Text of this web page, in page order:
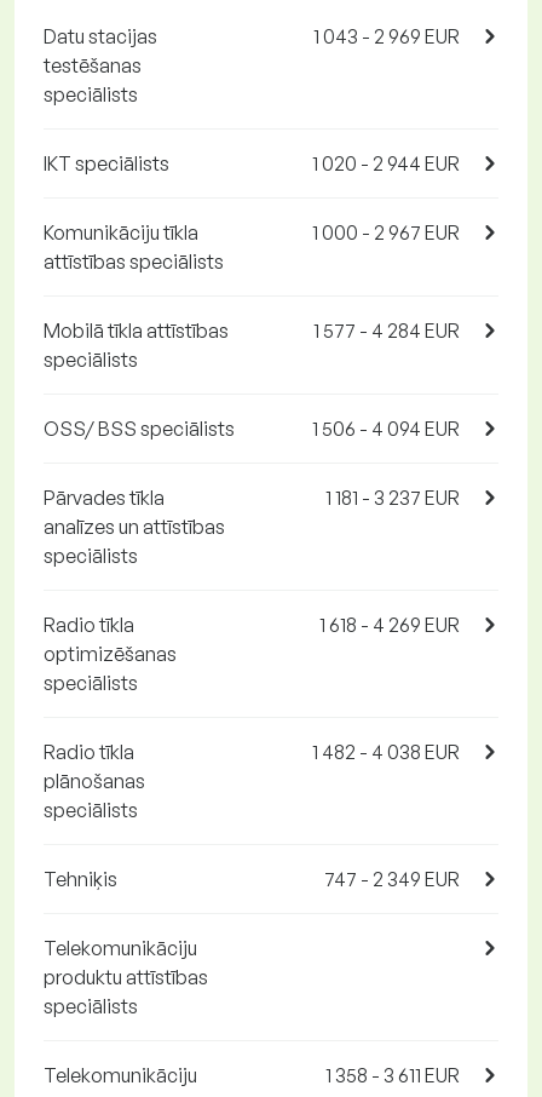
Datu stacijas
testēšanas
speciālists
1 043 - 2 969 EUR
IKT speciālists 1 020 - 2 944 EUR
Komunikāciju tīkla
attīstības speciālists
1 000 - 2 967 EUR
Mobilā tīkla attīstības
speciālists
1 577 - 4 284 EUR
OSS/ BSS speciālists 1 506 - 4 094 EUR
Pārvades tīkla
analīzes un attīstības
speciālists
1 181 - 3 237 EUR
Radio tīkla
optimizēšanas
speciālists
1 618 - 4 269 EUR
Radio tīkla
plānošanas
speciālists
1 482 - 4 038 EUR
Tehniķis 747 - 2 349 EUR
Telekomunikāciju
produktu attīstības
speciālists
Telekomunikāciju
1 358 - 3 611 EUR